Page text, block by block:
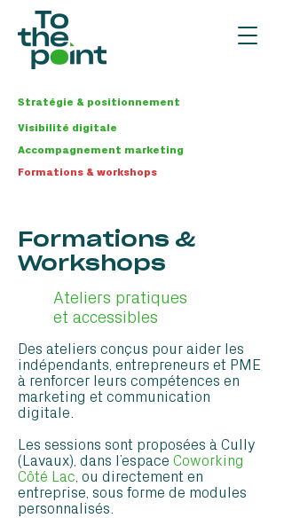
Stratégie & positionnement
Visibilité digitale
Accompagnement marketing
Formations & workshops
Formations &
Workshops
Ateliers pratiques
et accessibles
Des ateliers conçus pour aider les
indépendants, entrepreneurs et PME
à renforcer leurs compétences en
marketing et communication
digitale.
Les sessions sont proposées à Cully
(Lavaux), dans l’espace Coworking
Côté Lac, ou directement en
entreprise, sous forme de modules
personnalisés.